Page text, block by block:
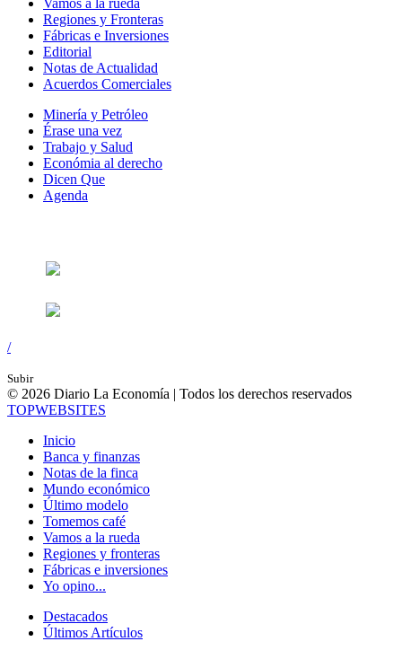
Regiones y Fronteras
Fábricas e Inversiones
Editorial
Notas de Actualidad
Acuerdos Comerciales
Minería y Petróleo
Érase una vez
Trabajo y Salud
Económia al derecho
Dicen Que
Agenda
/
Subir
© 2026 Diario La Economía | Todos los derechos reservados
TOPWEBSITES
Inicio
Banca y finanzas
Notas de la finca
Mundo económico
Último modelo
Tomemos café
Vamos a la rueda
Regiones y fronteras
Fábricas e inversiones
Yo opino...
Destacados
Últimos Artículos